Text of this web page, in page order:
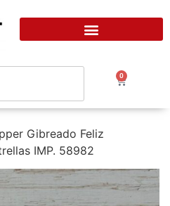
0
Gibreado Feliz
IMP. 58982